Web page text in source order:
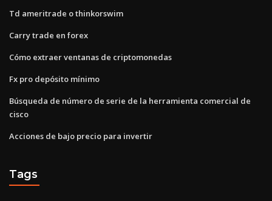
Td ameritrade o thinkorswim
Carry trade en forex
Cómo extraer ventanas de criptomonedas
Fx pro depósito mínimo
Búsqueda de número de serie de la herramienta comercial de
cisco
Acciones de bajo precio para invertir
Tags